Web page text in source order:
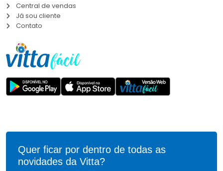
Central de vendas
Já sou cliente
Contato
Quer ficar por dentro de todas as
novidades da Vitta?